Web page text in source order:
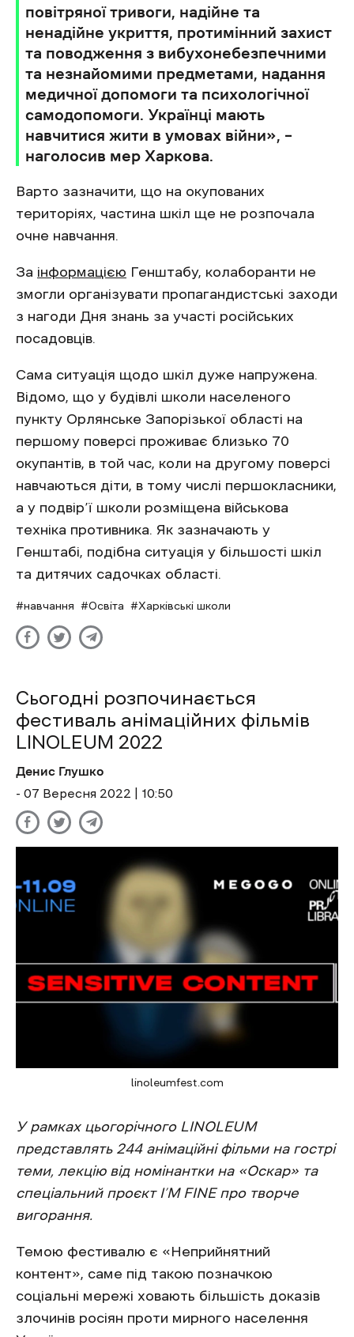
повітряної тривоги, надійне та
ненадійне укриття, протимінний захист
та поводження з вибухонебезпечними
та незнайомими предметами, надання
медичної допомоги та психологічної
самодопомоги. Українці мають
навчитися жити в умовах війни», –
наголосив мер Харкова.
Варто зазначити, що на окупованих
територіях, частина шкіл ще не розпочала
очне навчання.
За інформацією Генштабу, колаборанти не
змогли організувати пропагандистські заходи
з нагоди Дня знань за участі російських
посадовців.
Сама ситуація щодо шкіл дуже напружена.
Відомо, що у будівлі школи населеного
пункту Орлянське Запорізької області на
першому поверсі проживає близько 70
окупантів, в той час, коли на другому поверсі
навчаються діти, в тому числі першокласники,
а у подвір’ї школи розміщена військова
техніка противника. Як зазначають у
Генштабі, подібна ситуація у більшості шкіл
та дитячих садочках області.
навчання Освіта Харківські школи
Сьогодні розпочинається
фестиваль анімаційних фільмів
LINOLEUM 2022
Денис Глушко
- 07 Вересня 2022 | 10:50
linoleumfest.com
У рамках цьогорічного LINOLEUM
представлять 244 анімаційні фільми на гострі
теми, лекцію від номінантки на «Оскар» та
спеціальний проєкт I’M FINE про творче
вигорання.
Темою фестивалю є «Неприйнятний
контент», саме під такою позначкою
соціальні мережі ховають більшість доказів
злочинів росіян проти мирного населення